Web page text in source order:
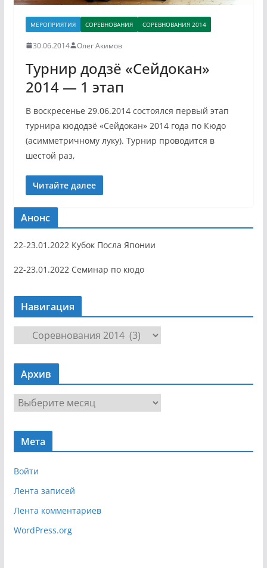
МЕРОПРИЯТИЯ СОРЕВНОВАНИЯ СОРЕВНОВАНИЯ 2014
30.06.2014 Олег Акимов
Турнир додзё «Сейдокан»
2014 — 1 этап
В воскресенье 29.06.2014 состоялся первый этап
турнира кюдодзё «Сейдокан» 2014 года по Кюдо
(асимметричному луку). Турнир проводится в
шестой раз,
Читайте далее
Анонс
22-23.01.2022 Кубок Посла Японии
22-23.01.2022 Семинар по кюдо
Навигация
а
в
г
я
Архив
р
х
Мета
Войти
Лента записей
Лента комментариев
WordPress.org